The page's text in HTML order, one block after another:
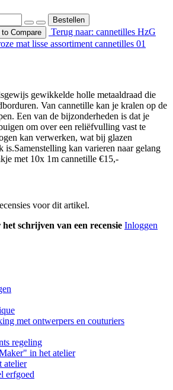
Compare
Terug naar: cannetilles HzG
mat lisse assortiment cannetilles 01
gewikkelde holle metaaldraad die
Van cannetille kan je kralen op de
Een van de bijzonderheden is dat je
om over een reliëfvulling vast te
kan verwerken, wat bij glazen
is.Samenstelling kan varieren naar gelang
met 10x 1m cannetille €15,-
voor dit artikel.
schrijven van een recensie Inloggen
met ontwerpers en couturiers
regeling
in het atelier
atelier
erfgoed